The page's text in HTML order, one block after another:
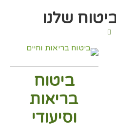
שלנו
ביטוח
בריאות
וסיעודי